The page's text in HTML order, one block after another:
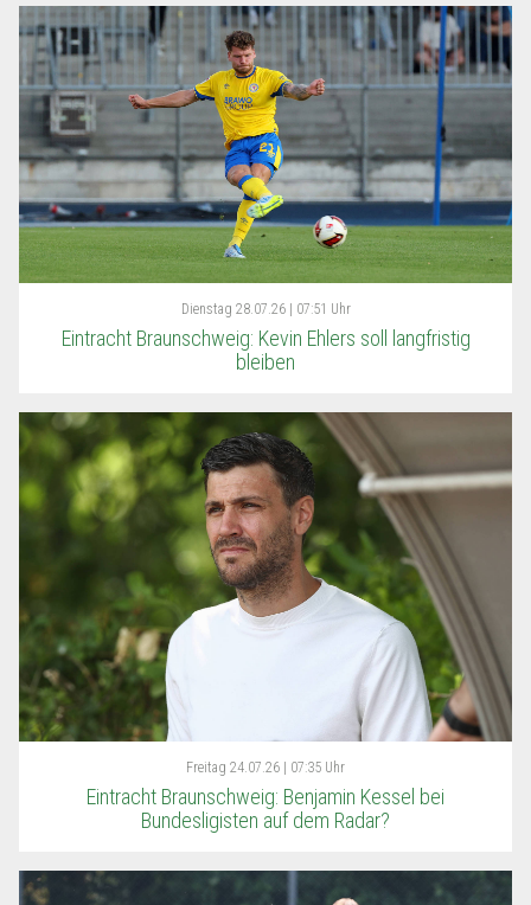
Dienstag 28.07.26 | 07:51 Uhr
Eintracht Braunschweig: Kevin Ehlers soll langfristig
bleiben
Freitag 24.07.26 | 07:35 Uhr
Eintracht Braunschweig: Benjamin Kessel bei
Bundesligisten auf dem Radar?